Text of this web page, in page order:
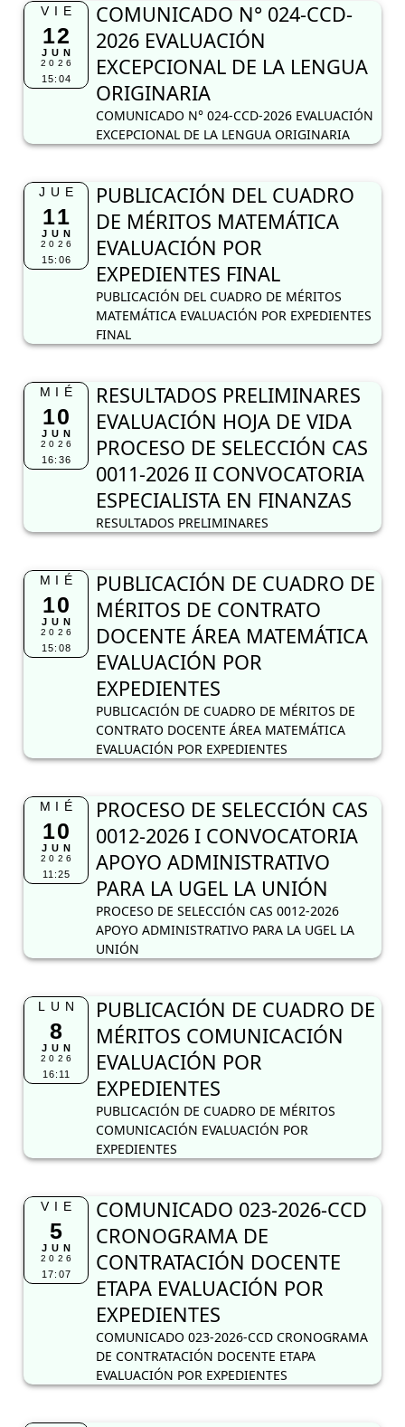
VIE
12
JUN
2026
15:04
COMUNICADO N° 024-CCD-
2026 EVALUACIÓN
EXCEPCIONAL DE LA LENGUA
ORIGINARIA
COMUNICADO N° 024-CCD-2026 EVALUACIÓN
EXCEPCIONAL DE LA LENGUA ORIGINARIA
JUE
11
JUN
2026
15:06
PUBLICACIÓN DEL CUADRO
DE MÉRITOS MATEMÁTICA
EVALUACIÓN POR
EXPEDIENTES FINAL
PUBLICACIÓN DEL CUADRO DE MÉRITOS
MATEMÁTICA EVALUACIÓN POR EXPEDIENTES
FINAL
MIÉ
10
JUN
2026
16:36
RESULTADOS PRELIMINARES
EVALUACIÓN HOJA DE VIDA
PROCESO DE SELECCIÓN CAS
0011-2026 II CONVOCATORIA
ESPECIALISTA EN FINANZAS
RESULTADOS PRELIMINARES
MIÉ
10
JUN
2026
15:08
PUBLICACIÓN DE CUADRO DE
MÉRITOS DE CONTRATO
DOCENTE ÁREA MATEMÁTICA
EVALUACIÓN POR
EXPEDIENTES
PUBLICACIÓN DE CUADRO DE MÉRITOS DE
CONTRATO DOCENTE ÁREA MATEMÁTICA
EVALUACIÓN POR EXPEDIENTES
MIÉ
10
JUN
2026
11:25
PROCESO DE SELECCIÓN CAS
0012-2026 I CONVOCATORIA
APOYO ADMINISTRATIVO
PARA LA UGEL LA UNIÓN
PROCESO DE SELECCIÓN CAS 0012-2026
APOYO ADMINISTRATIVO PARA LA UGEL LA
UNIÓN
LUN
8
JUN
2026
16:11
PUBLICACIÓN DE CUADRO DE
MÉRITOS COMUNICACIÓN
EVALUACIÓN POR
EXPEDIENTES
PUBLICACIÓN DE CUADRO DE MÉRITOS
COMUNICACIÓN EVALUACIÓN POR
EXPEDIENTES
VIE
5
JUN
2026
17:07
COMUNICADO 023-2026-CCD
CRONOGRAMA DE
CONTRATACIÓN DOCENTE
ETAPA EVALUACIÓN POR
EXPEDIENTES
COMUNICADO 023-2026-CCD CRONOGRAMA
DE CONTRATACIÓN DOCENTE ETAPA
EVALUACIÓN POR EXPEDIENTES